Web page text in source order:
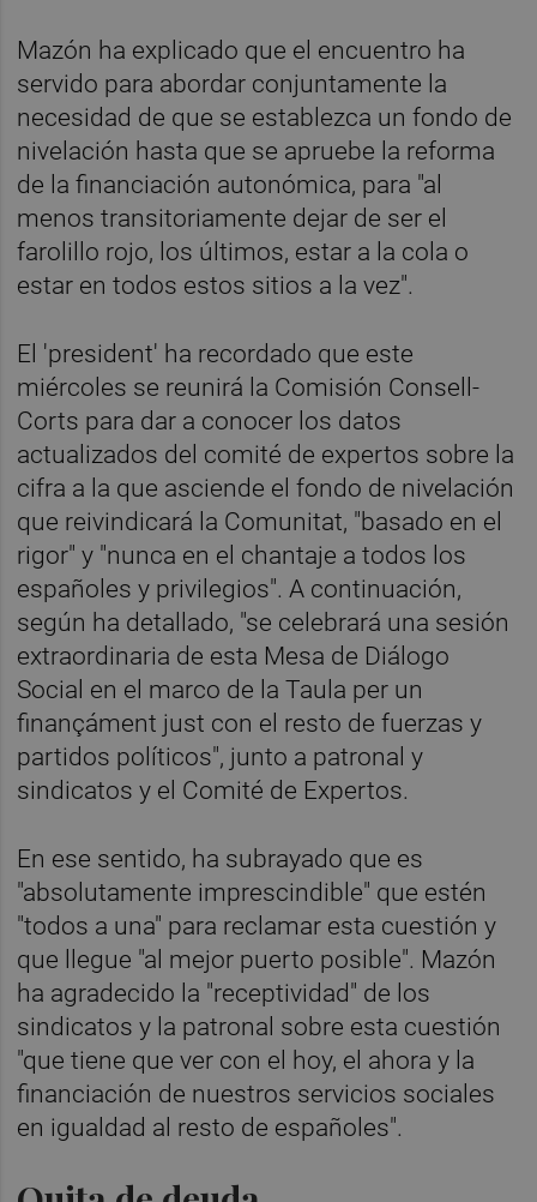
Mazón ha explicado que el encuentro ha
servido para abordar conjuntamente la
necesidad de que se establezca un fondo de
nivelación hasta que se apruebe la reforma
de la financiación autonómica, para "al
menos transitoriamente dejar de ser el
farolillo rojo, los últimos, estar a la cola o
estar en todos estos sitios a la vez".
El 'president' ha recordado que este
miércoles se reunirá la Comisión Consell-
Corts para dar a conocer los datos
actualizados del comité de expertos sobre la
cifra a la que asciende el fondo de nivelación
que reivindicará la Comunitat, "basado en el
rigor" y "nunca en el chantaje a todos los
españoles y privilegios". A continuación,
según ha detallado, "se celebrará una sesión
extraordinaria de esta Mesa de Diálogo
Social en el marco de la Taula per un
finançáment just con el resto de fuerzas y
partidos políticos", junto a patronal y
sindicatos y el Comité de Expertos.
En ese sentido, ha subrayado que es
"absolutamente imprescindible" que estén
"todos a una" para reclamar esta cuestión y
que llegue "al mejor puerto posible". Mazón
ha agradecido la "receptividad" de los
sindicatos y la patronal sobre esta cuestión
"que tiene que ver con el hoy, el ahora y la
financiación de nuestros servicios sociales
en igualdad al resto de españoles".